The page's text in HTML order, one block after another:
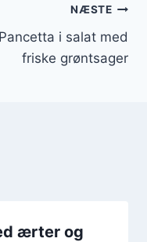
NÆSTE
Pancetta i salat med
friske grøntsager
ærter og